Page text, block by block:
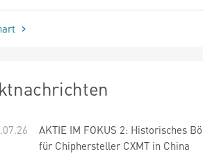
AKTIE IM FOKUS 2: Historisches
für Chiphersteller CXMT in China